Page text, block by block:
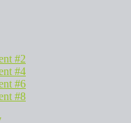
#2
#4
#6
#8